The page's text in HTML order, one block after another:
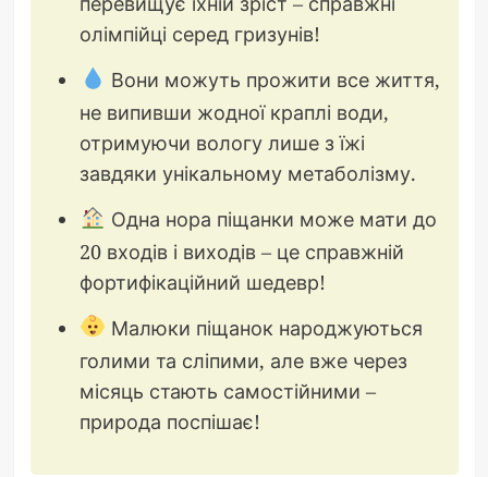
олімпійці серед гризунів!
Вони можуть прожити все життя,
не випивши жодної краплі води,
отримуючи вологу лише з їжі
завдяки унікальному метаболізму.
Одна нора піщанки може мати до
20 входів і виходів – це справжній
фортифікаційний шедевр!
Малюки піщанок народжуються
голими та сліпими, але вже через
місяць стають самостійними –
природа поспішає!